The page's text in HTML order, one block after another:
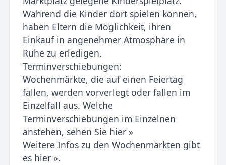
Während die Kinder dort spielen können,
haben Eltern die Möglichkeit, ihren
Einkauf in angenehmer Atmosphäre in
Ruhe zu erledigen.
Terminverschiebungen:
Wochenmärkte, die auf einen Feiertag
fallen, werden vorverlegt oder fallen im
Einzelfall aus. Welche
Terminverschiebungen im Einzelnen
anstehen, sehen Sie hier »
Weitere Infos zu den Wochenmärkten gibt
es hier ».